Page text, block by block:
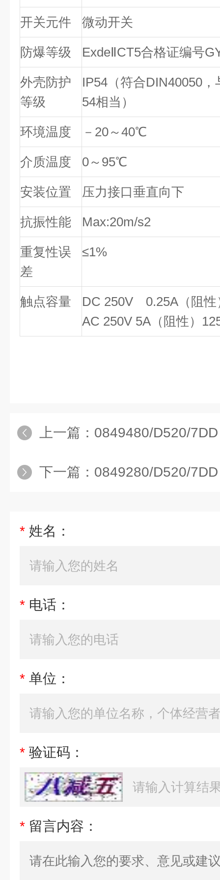
开关元件 微动开关
防爆等级 ExdeⅡCT5合格证编号
外壳防护
等级
IP54（符合DIN40050，
54相当）
环境温度 －20～40℃
介质温度 0～95℃
安装位置 压力接口垂直向下
抗振性能 Max:20m/s2
重复性误
差
≤1%
触点容量
DC 250V 0.25A（阻性
AC 250V 5A（阻性）
上一篇： 0849480/D520/7DD
下一篇： 0849280/D520/7DD
* 姓名：
* 电话：
* 单位：
* 验证码：
* 留言内容：